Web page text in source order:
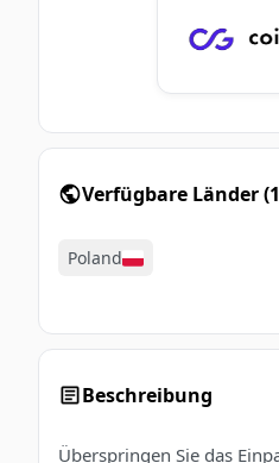
Verfügbare Länder(1
Poland
Beschreibung
Überspringen Sie das